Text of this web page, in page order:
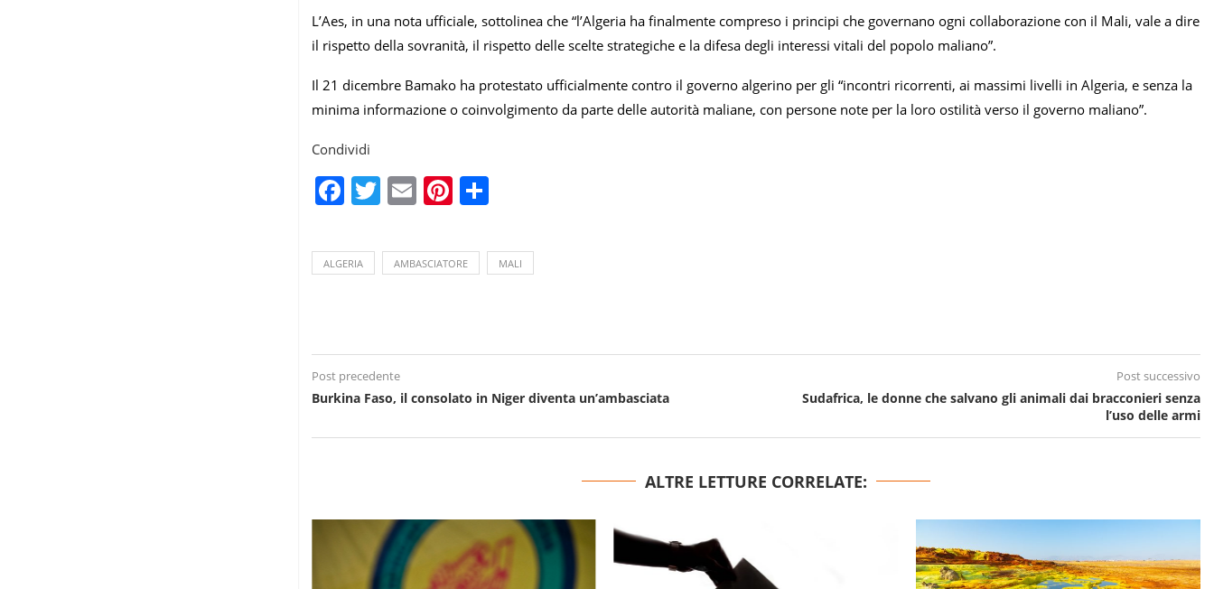
L’Aes, in una nota ufficiale, sottolinea che “l’Algeria ha finalmente compreso i principi che governano ogni collaborazione con il Mali, vale a dire
il rispetto della sovranità, il rispetto delle scelte strategiche e la difesa degli interessi vitali del popolo maliano”.
Il 21 dicembre Bamako ha protestato ufficialmente contro il governo algerino per gli “incontri ricorrenti, ai massimi livelli in Algeria, e senza la
minima informazione o coinvolgimento da parte delle autorità maliane, con persone note per la loro ostilità verso il governo maliano”.
Condividi
Facebook
Twitter
EmailPinterest
ALGERIA AMBASCIATORE MALI
Post precedente
Burkina Faso, il consolato in Niger diventa un’ambasciata
Post successivo
Sudafrica, le donne che salvano gli animali dai bracconieri senza
l’uso delle armi
ALTRE LETTURE CORRELATE: